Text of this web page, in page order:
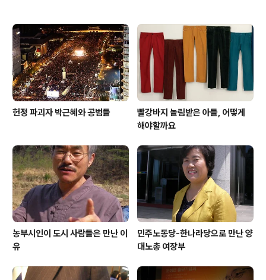
헌정 파괴자 박근혜와 공범들
빨강바지 놀림받은 아들, 어떻게
해야할까요
농부시인이 도시 사람들은 만난 이
유
민주노동당-한나라당으로 만난 양
대노총 여장부